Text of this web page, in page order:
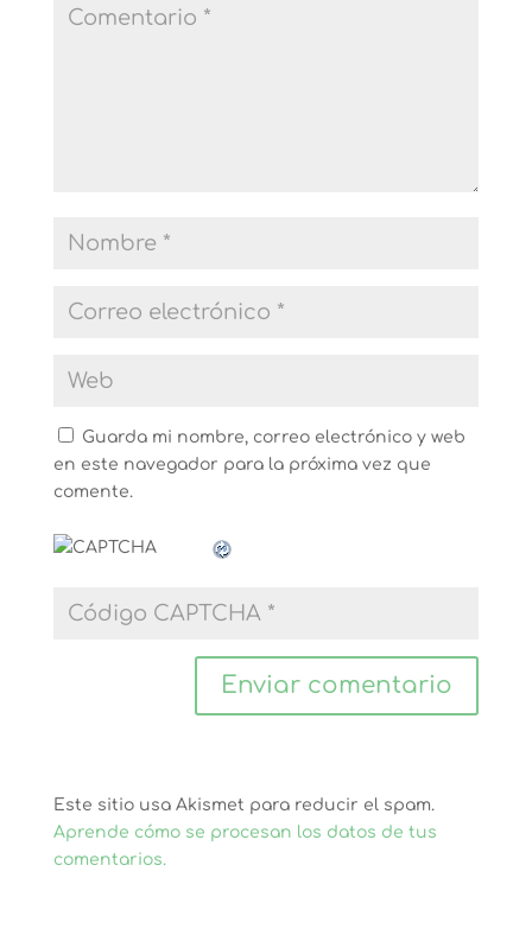
Guarda mi nombre, correo electrónico y web
en este navegador para la próxima vez que
comente.
Este sitio usa Akismet para reducir el spam.
Aprende cómo se procesan los datos de tus
comentarios.